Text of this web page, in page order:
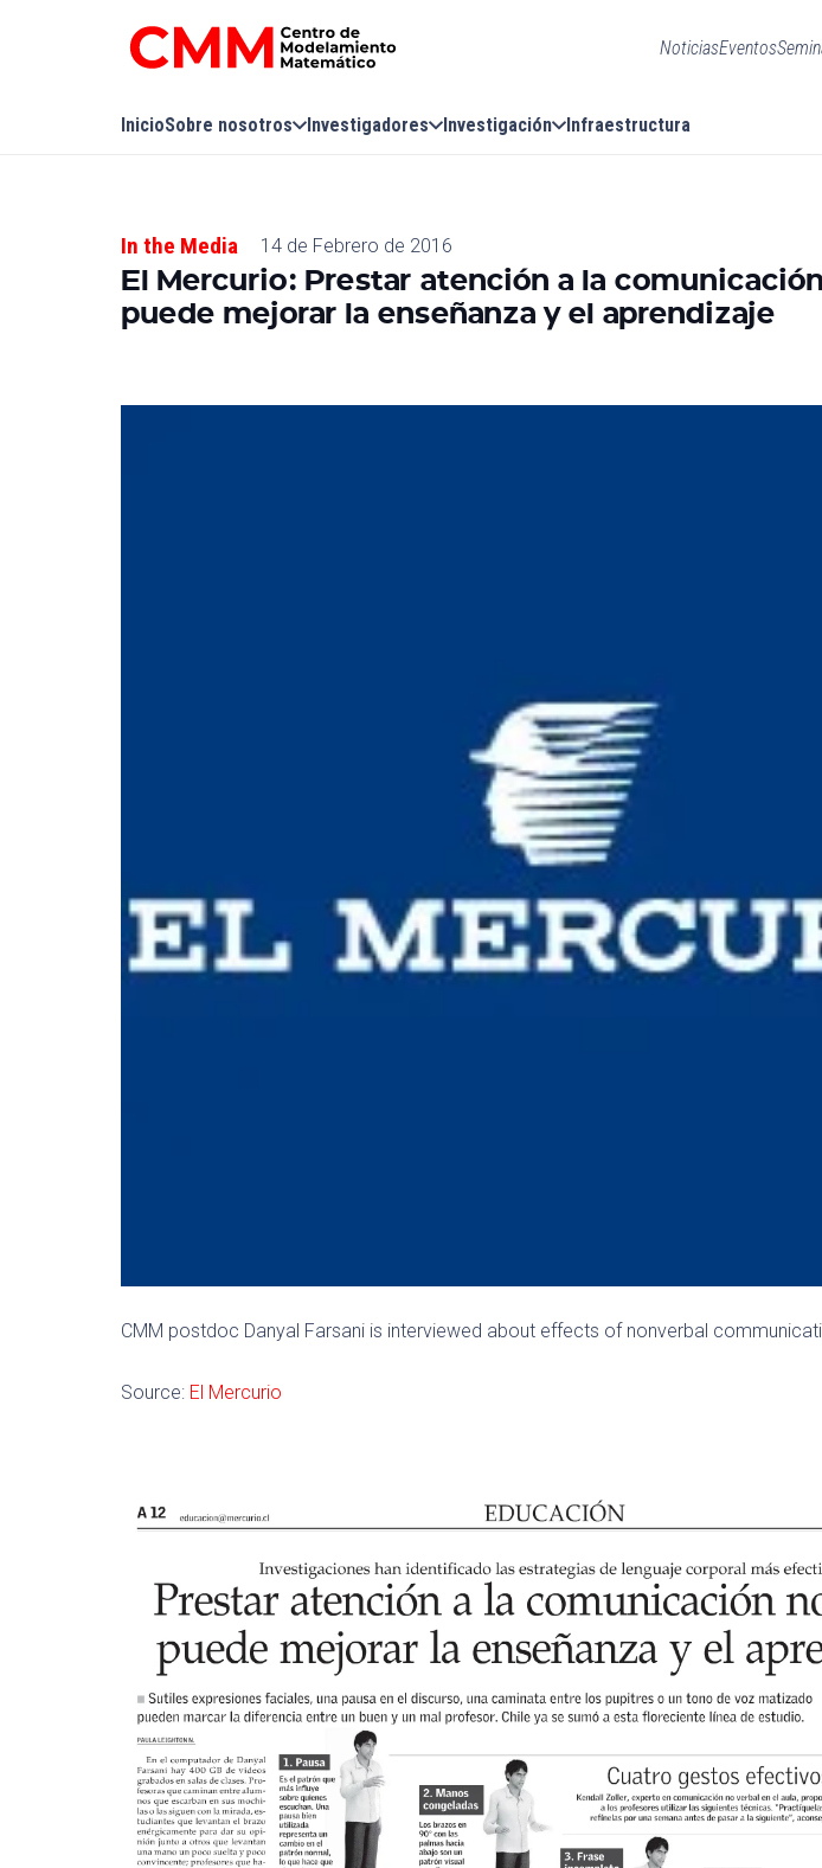
NoticiasEventos
InicioSobre nosotros Investigadores Investigación Infraestructura
In the Media 14 de Febrero de 2016
El Mercurio: Prestar atención a la
puede mejorar la enseñanza y el aprendizaje
CMM postdoc Danyal Farsani is interviewed about effects of nonverbal
Source: El Mercurio